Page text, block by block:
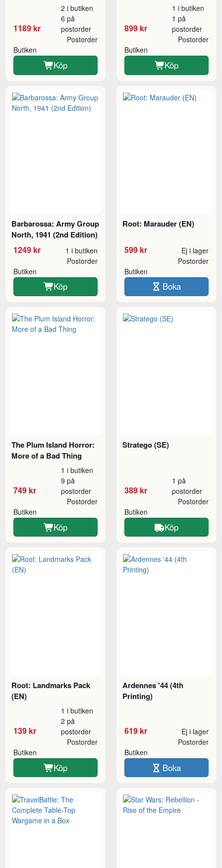
1189 kr
2 i butiken
6 på
postorder
Butiken
Postorder
Köp
899 kr
1 i butiken
1 på
postorder
Butiken
Postorder
Köp
Barbarossa: Army Group
North, 1941 (2nd Edition)
1249 kr 1 i butiken
Butiken
Postorder
Köp
Root: Marauder (EN)
599 kr Ej i lager
Butiken
Postorder
Boka
The Plum Island Horror:
More of a Bad Thing
749 kr
1 i butiken
9 på
postorder
Butiken
Postorder
Köp
Stratego (SE)
389 kr
1 på
postorder
Butiken
Postorder
Köp
Root: Landmarks Pack
(EN)
139 kr
1 i butiken
2 på
postorder
Butiken
Postorder
Köp
Ardennes '44 (4th
Printing)
619 kr Ej i lager
Butiken
Postorder
Boka